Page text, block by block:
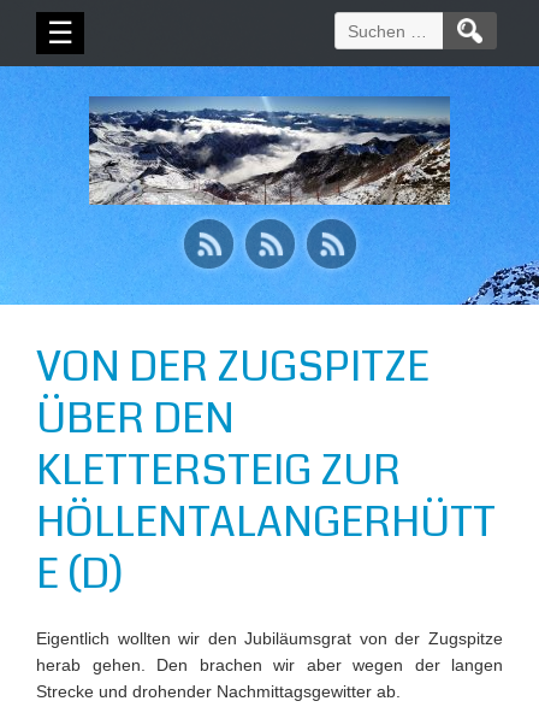
☰
Suchen
nach:
VON DER ZUGSPITZE
ÜBER DEN
KLETTERSTEIG ZUR
HÖLLENTALANGERHÜTT
E (D)
Eigentlich wollten wir den Jubiläumsgrat von der Zugspitze
herab gehen. Den brachen wir aber wegen der langen
Strecke und drohender Nachmittagsgewitter ab.